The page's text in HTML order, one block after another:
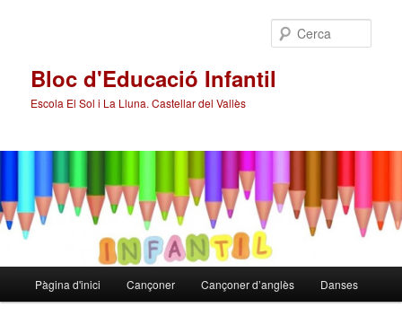
Bloc d'Educació Infantil
Escola El Sol i La Lluna. Castellar del Vallès
principal
Aneu
Aneu
Pàgina d'inici Cançoner Cançoner d’anglès Danses